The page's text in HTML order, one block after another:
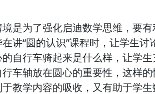
是为了强化启迪数学思维，要
讲“圆的认识”课程时，让学生
自行车骑起来是什么样，让学
车轴放在圆心的重要性，这样
教学内容的吸收，又有助于学生